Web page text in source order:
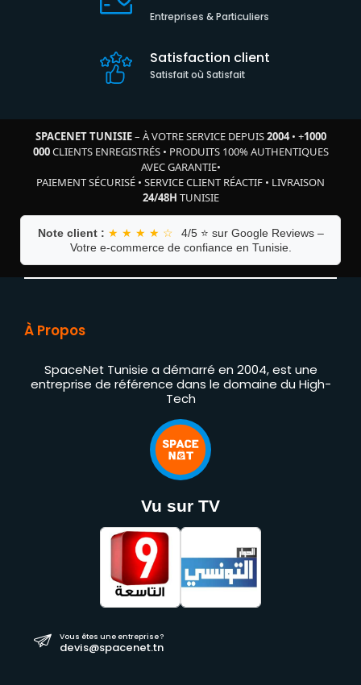
Entreprises & Particuliers
Satisfaction client
Satisfait où Satisfait
SPACENET TUNISIE– À VOTRE SERVICE DEPUIS2004• +1000
000CLIENTS ENREGISTRÉS• PRODUITS 100% AUTHENTIQUES
AVEC GARANTIE•
PAIEMENT SÉCURISÉ • SERVICE CLIENT RÉACTIF • LIVRAISON
24/48H TUNISIE
Note client : ★ ★ ★ ★ ☆
4/5 ⭐ sur Google Reviews –
Votre e-commerce de confiance en Tunisie.
À Propos
SpaceNet Tunisie a démarré en 2004, est une
entreprise de référence dans le domaine du High-
Tech
Vu sur TV
Vous êtes une entreprise ?
devis@spacenet.tn